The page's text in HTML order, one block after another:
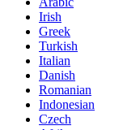
Irish
Greek
Turkish
Italian
Danish
Romanian
Indonesian
Czech